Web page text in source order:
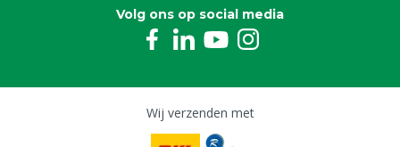
Volg ons op social media
Wij verzenden met